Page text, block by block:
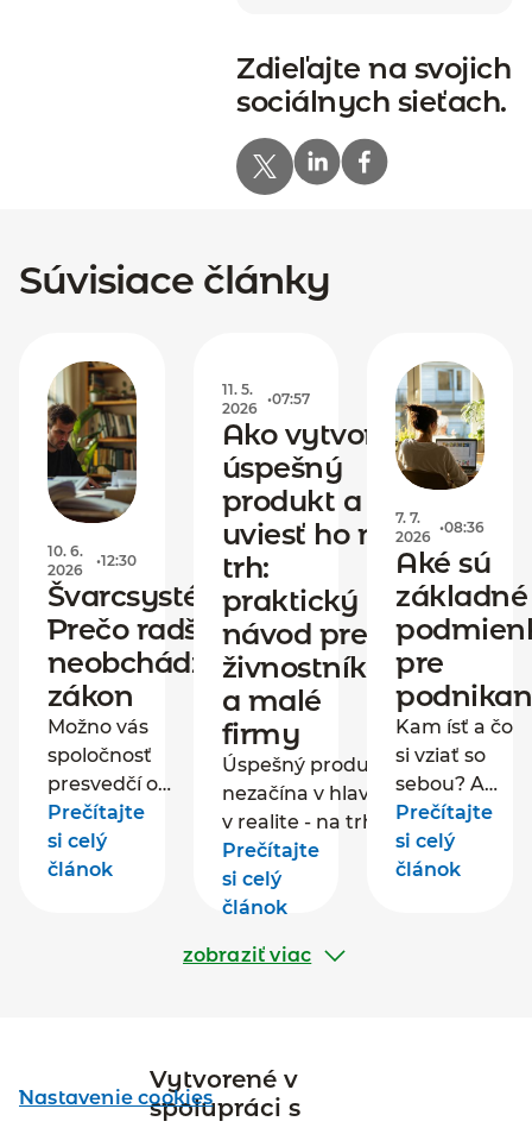
Zdieľajte na svojich
sociálnych sieťach.
Súvisiace články
10. 6.
2026
•12:30
Švarcsystém:
Prečo radšej
neobchádzať
zákon
Možno vás
spoločnosť
presvedčí o
tejto forme
spolupráce. A
možno si
pre obe strany.
ušetrí peniaze
na odvodoch a
nebude mať
Prečítajte
si celý
článok
11. 5.
2026
•07:57
Ako vytvoriť
úspešný
produkt a
uviesť ho na
trh:
praktický
návod pre
živnostníkov
a malé
firmy
Úspešný produkt sa
nezačína v hlave, ale
v realite - na trhu, u
zákazníkov a
konkurentov. Ak
chcete vytvoriť
produkt, musíte
ponúka vaša
konkurencia a kde je
Prečítajte
si celý
článok
7. 7.
2026
•08:36
Aké sú
základné
pre
Kam ísť a čo
si vziať so
sebou? A
nedá sa to
urobiť
online? Ak
Prečítajte
si celý
článok
zobraziť viac
Nastavenie cookies
Vytvorené v
spolupráci s